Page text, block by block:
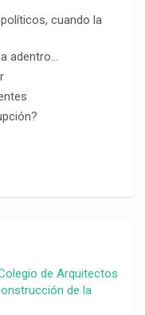
cuando la
adentro…
de Arquitectos
de la